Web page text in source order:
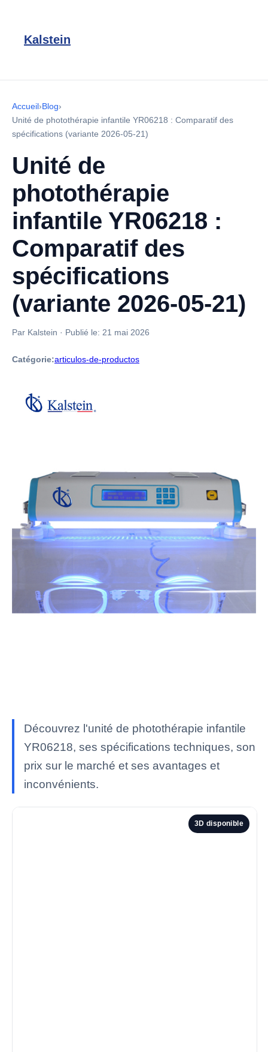
Kalstein
Accueil›Blog›
Unité de photothérapie infantile YR06218 : Comparatif des
spécifications (variante 2026-05-21)
Unité de
photothérapie
infantile YR06218 :
Comparatif des
spécifications
(variante 2026-05-21)
Par Kalstein · Publié le: 21 mai 2026
Catégorie:articulos-de-productos
Découvrez l'unité de photothérapie infantile
YR06218, ses spécifications techniques, son
prix sur le marché et ses avantages et
inconvénients.
3D disponible